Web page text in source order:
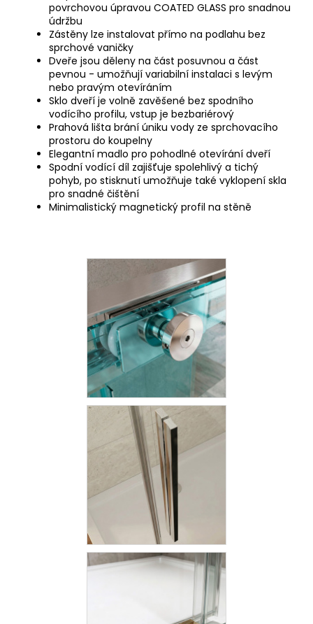
povrchovou úpravou COATED GLASS pro snadnou
údržbu
Zástěny lze instalovat přímo na podlahu bez
sprchové vaničky
Dveře jsou děleny na část posuvnou a část
pevnou - umožňují variabilní instalaci s levým
nebo pravým otevíráním
Sklo dveří je volně zavěšené bez spodního
vodícího profilu, vstup je bezbariérový
Prahová lišta brání úniku vody ze sprchovacího
prostoru do koupelny
Elegantní madlo pro pohodlné otevírání dveří
Spodní vodící díl zajišťuje spolehlivý a tichý
pohyb, po stisknutí umožňuje také vyklopení skla
pro snadné čištění
Minimalistický magnetický profil na stěně